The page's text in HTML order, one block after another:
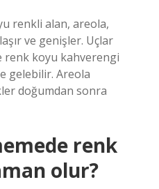
renkli alan, areola,
ve genişler. Uçlar
renk koyu kahverengi
gelebilir. Areola
doğumdan sonra
renk
olur?